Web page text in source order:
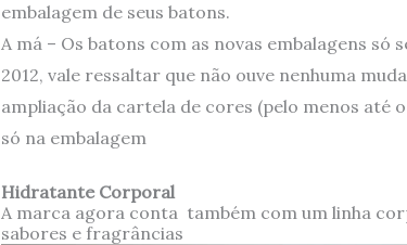
embalagem de seus batons.
A má – Os batons com as novas embalagens
2012, vale ressaltar que não ouve nenhuma
ampliação da cartela de cores (pelo menos até
só na embalagem
Hidratante Corporal
A marca agora conta também com um linha
sabores e fragrâncias